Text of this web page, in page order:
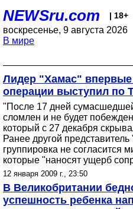
NEWSru.com | 18+
воскресенье, 9 августа 2026
В мире
Лидер "Хамас" впервые
операции выступил по
"После 17 дней
сломлен и не будет
который с 27 декабря
Ранее другой
группировка не согласится
которые "наносят ущерб
12 января 2009 г., 23:50
В Великобритании
успешность ребенка